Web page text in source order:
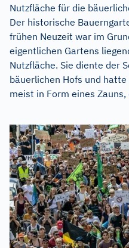
Nutzfläche für die
Der historische
frühen Neuzeit war im
eigentlichen Gartens
Nutzfläche. Sie diente der
bäuerlichen Hofs und
meist in Form eines